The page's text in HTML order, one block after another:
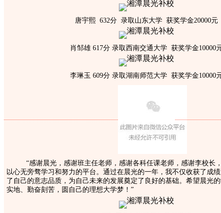
唐宇熙 632分 录取山东大学 获奖学金20000元
肖邹雄 617分 录取西南交通大学 获奖学金10000
李琳玉 609分 录取湖南师范大学 获奖学金10000
“感谢晨光，感谢班主任老师，感谢各科任课老师，感谢李校长
以心无旁骛学习和努力的平台。 通过在晨光的一年，我不仅收获了成
了自己的意志品质，为自己未来的发展奠定了良好的基础。希望晨光
实地、勤奋刻苦，圆自己的理想大学梦！”